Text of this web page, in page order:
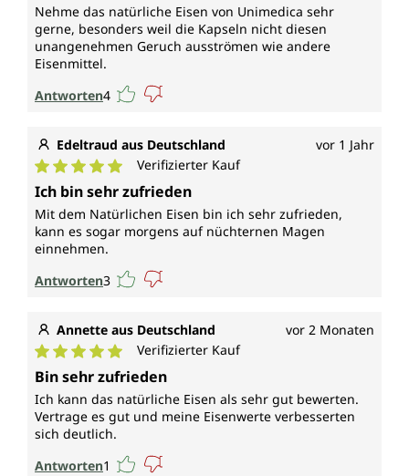
Nehme das natürliche Eisen von Unimedica sehr
gerne, besonders weil die Kapseln nicht diesen
unangenehmen Geruch ausströmen wie andere
Eisenmittel.
Antworten4
Edeltraud aus Deutschland vor 1 Jahr
Durchschnittliche Bewertung von 5 von 5 Sternen
Verifizierter Kauf
Ich bin sehr zufrieden
Mit dem Natürlichen Eisen bin ich sehr zufrieden,
kann es sogar morgens auf nüchternen Magen
einnehmen.
Antworten3
Annette aus Deutschland vor 2 Monaten
Durchschnittliche Bewertung von 5 von 5 Sternen
Verifizierter Kauf
Bin sehr zufrieden
Ich kann das natürliche Eisen als sehr gut bewerten.
Vertrage es gut und meine Eisenwerte verbesserten
sich deutlich.
Antworten1